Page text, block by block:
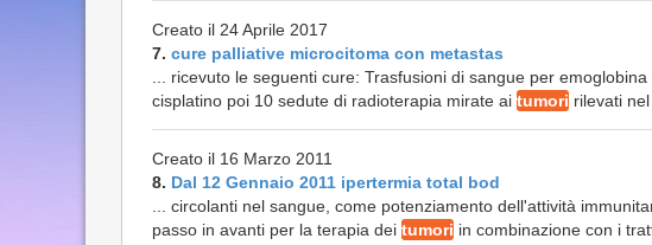
Creato il 24 Aprile 2017
7. cure palliative microcitoma con metastas
... ricevuto le seguenti cure: Trasfusioni di sangue per
cisplatino poi 10 sedute di radioterapia mirate ai tumori rilevati nel
Creato il 16 Marzo 2011
8. Dal 12 Gennaio 2011 ipertermia total bod
... circolanti nel sangue, come potenziamento dell'attività
passo in avanti per la terapia dei tumori in combinazione con i